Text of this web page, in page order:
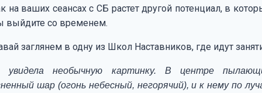
на ваших сеансах с СБ растет другой потенциал, в
выйдите со временем.
заглянем в одну из Школ Наставников, где идут
увидела необычную картинку. В центре
шар (огонь небесный, негорячий), и к нему по